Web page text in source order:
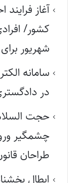
آغاز فرایند
کشور/
شهریور
سامانه
در
حجت
چشمگیر
طراحان
ابطال